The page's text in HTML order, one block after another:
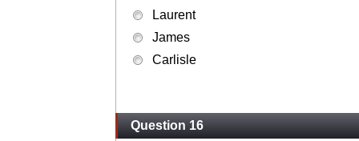
Laurent
James
Carlisle
Question 16